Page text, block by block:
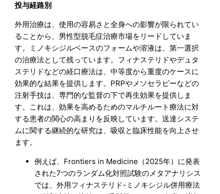
投与経路別
外用治療は、使用の容易さと全身への影響が限られてい
ることから、男性型脱毛症治療市場をリードしていま
す。ミノキシジルベースのフォームや溶液は、第一選択
の治療法として残っています。フィナステリドやデュタ
ステリドなどの経口療法は、中等度から重度のケースに
効果的な結果を提供します。PRPやメソセラピーなどの
注射手技は、専門的な監督の下で再生効果を提供しま
す。これは、効果を高めるためのマルチルート療法に対
する患者の関心の高まりを反映しています。送達システ
ムに関する継続的な研究は、吸収と臨床性能を向上させ
ます。
例えば、Frontiers in Medicine（2025年）に発表
された7つのランダム化対照試験のメタアナリシス
では、外用フィナステリド-ミノキシジル併用療法